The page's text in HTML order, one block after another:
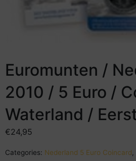
Euromunten /
2010 / 5 Euro /
Waterland /
€24,95
Categories: Nederland 5 Euro Coincard